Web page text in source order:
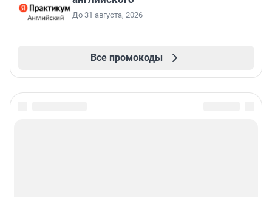
До 31 августа, 2026
Все промокоды